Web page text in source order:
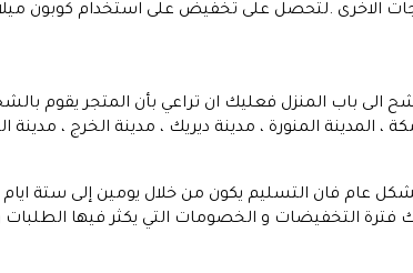
الاخرى .لتحصل على تخفيض على استخدام كوبون
الى باب المنزل فعليك ان تراعي بأن المتجر يقوم
المدينة المنورة ، مدينة ديريك ، مدينة الخرج ، مدينة
عام فان التسليم يكون من خلال يومين إلى ستة
فترة التخفيضات و الخصومات التي يكثر فيها الطلبات و